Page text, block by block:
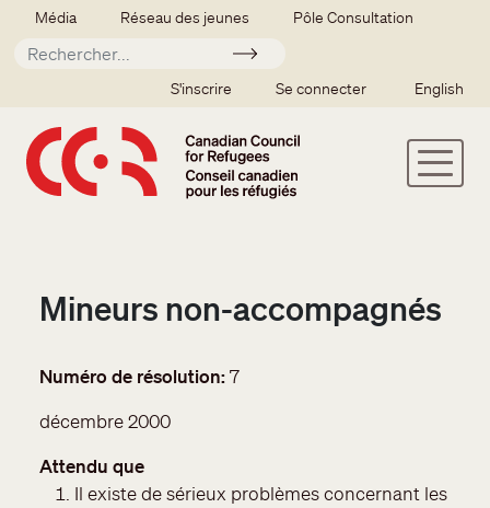
Aller au contenu principal
Secondary menu
Média Réseau des jeunes Pôle Consultation
Soumettre
SSO user menu
S'inscrire Se connecter English
Mineurs non-accompagnés
Numéro de résolution 7
décembre 2000
Attendu que
Il existe de sérieux problèmes concernant les